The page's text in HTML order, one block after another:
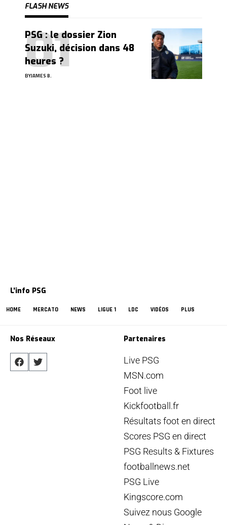
FLASH NEWS
PSG : le dossier Zion
Suzuki, décision dans 48
heures ?
BYJAMES B.
L'info PSG
HOME MERCATO NEWS LIGUE 1 LDC VIDÉOS PLUS
Nos Réseaux Partenaires
Live PSG
MSN.com
Foot live
Kickfootball.fr
Résultats foot en direct
Scores PSG en direct
PSG Results & Fixtures
footballnews.net
PSG Live
Kingscore.com
Suivez nous Google